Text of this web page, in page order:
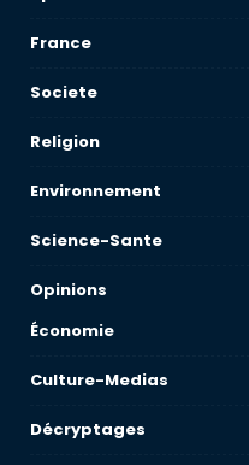
France
Societe
Religion
Environnement
Science-Sante
Opinions
Économie
Culture-Medias
Décryptages